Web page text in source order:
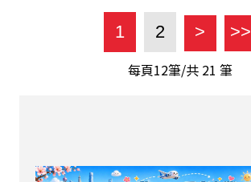
1 2 > >>
每頁12筆/共 21 筆